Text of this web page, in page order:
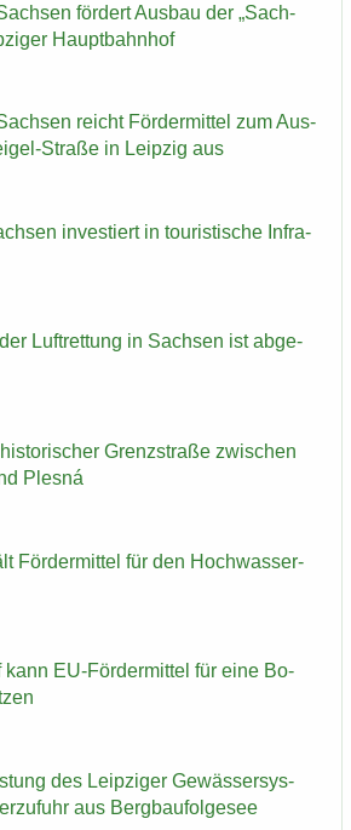
för­dert Aus­bau der „Sach­
Haupt­bahn­hof
reicht För­der­mit­tel zum Aus­
Straße in Leip­zig aus
in­ves­tiert in tou­ris­ti­sche In­fra­
Luft­ret­tung in Sach­sen ist ab­ge­
Grenz­stra­ße zwi­schen
Plesná
För­der­mit­tel für den Hoch­was­ser­
kann EU-​Fördermittel für eine Bo­
des Leip­zi­ger Ge­wäs­ser­sys­
aus Berg­bau­fol­ge­see